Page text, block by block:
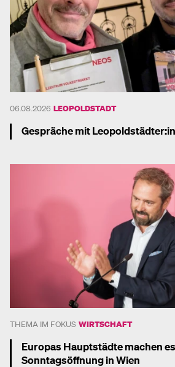
06.08.2026 LEOPOLDSTADT
Gespräche mit
THEMA IM FOKUS WIRTSCHAFT
Europas Hauptstädte machen
Sonntagsöffnung in Wien